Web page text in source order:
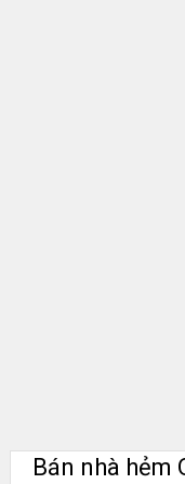
Bán nhà hẻm